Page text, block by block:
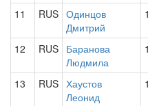
11 RUS Одинцов
Дмитрий
12 RUS Баранова
Людмила
13 RUS Хаустов
Леонид